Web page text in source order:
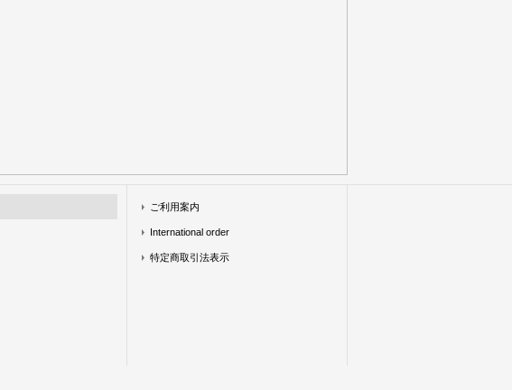
ご利用案内
International order
特定商取引法表示